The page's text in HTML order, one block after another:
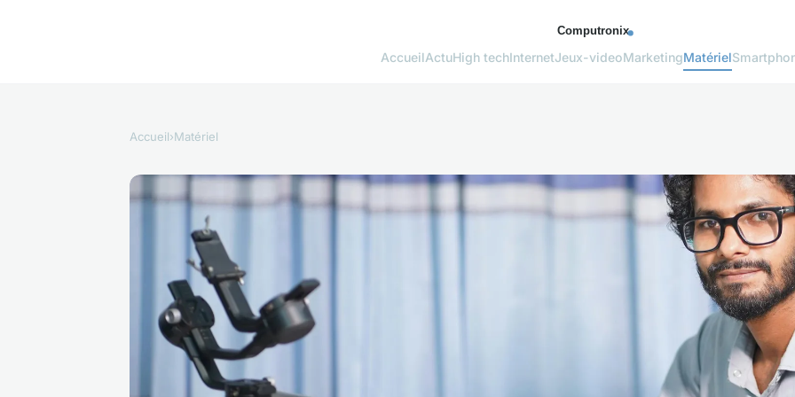
AccueilActuHigh techInternetJeux-videoMarketingMatériel
Accueil›Matériel